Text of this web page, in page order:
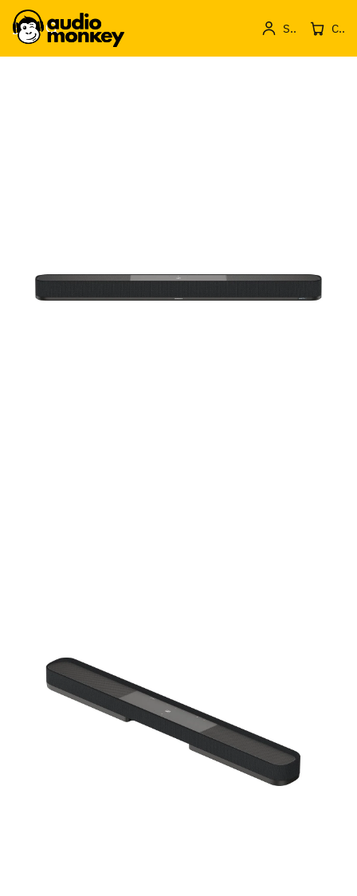
Sign in Cos de produse